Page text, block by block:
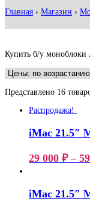
Главная › Магазин ›
Купить б/у моноблоки
Представлено 16
Распродажа!
iMac 21.5″
29 000 ₽–
iMac 21.5″